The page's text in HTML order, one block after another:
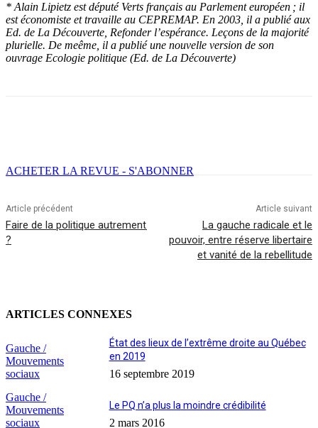
* Alain Lipietz est député Verts français au Parlement européen ; il
est économiste et travaille au CEPREMAP. En 2003, il a publié aux
Ed. de La Découverte, Refonder l’espérance. Leçons de la majorité
plurielle. De meême, il a publié une nouvelle version de son
ouvrage Ecologie politique (Ed. de La Découverte)
ACHETER LA REVUE - S'ABONNER
Article précédent
Faire de la politique autrement
?
Article suivant
La gauche radicale et le
pouvoir, entre réserve libertaire
et vanité de la rebellitude
ARTICLES CONNEXES
Gauche /
Mouvements
sociaux
État des lieux de l’extrême droite au Québec
en 2019
16 septembre 2019
Gauche /
Mouvements
sociaux
Le PQ n’a plus la moindre crédibilité
2 mars 2016